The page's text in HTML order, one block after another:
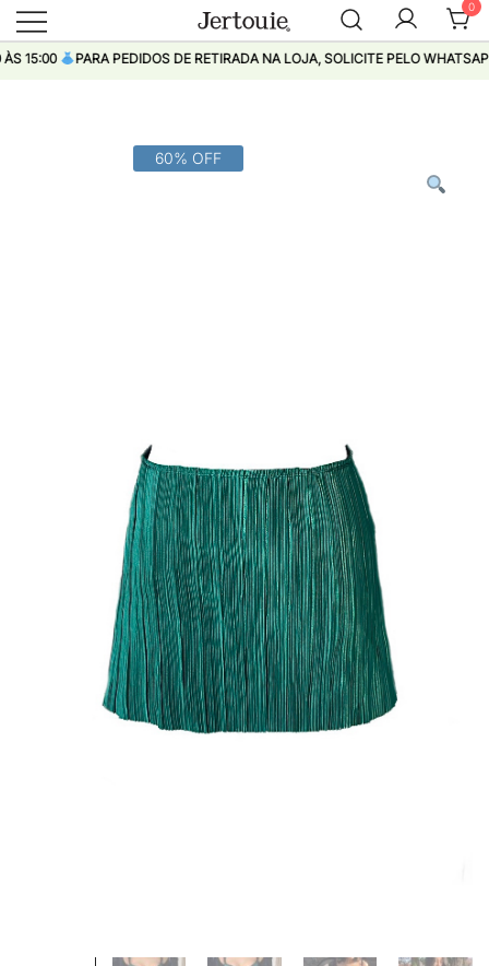
PARA PEDIDOS DE RETIRADA NA LOJA, SOLICITE PELO WHATSAPP
Jertouie
Loja de Roupas Femininas
0
60% OFF